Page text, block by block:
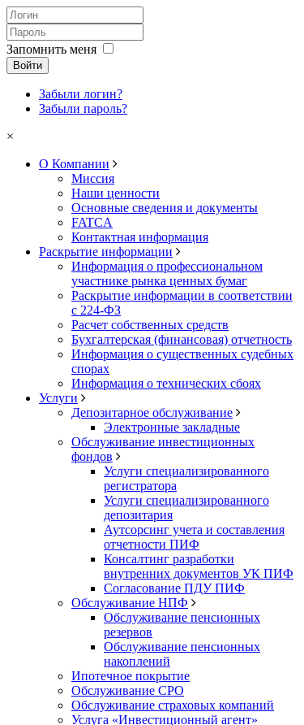
Запомнить меня
Войти
Забыли логин?
Забыли пароль?
×
О Компании
Миссия
Наши ценности
Основные сведения и документы
FATCA
Контактная информация
Раскрытие информации
Информация о профессиональном
участнике рынка ценных бумаг
Раскрытие информации в соответствии
с 224-ФЗ
Расчет собственных средств
Бухгалтерская (финансовая) отчетность
Информация о существенных судебных
спорах
Информация о технических сбоях
Услуги
Депозитарное обслуживание
Электронные закладные
Обслуживание инвестиционных
фондов
Услуги специализированного
регистратора
Услуги специализированного
депозитария
Аутсорсинг учета и составления
отчетности ПИФ
Консалтинг разработки
внутренних документов УК ПИФ
Согласование ПДУ ПИФ
Обслуживание НПФ
Обслуживание пенсионных
резервов
Обслуживание пенсионных
накоплений
Ипотечное покрытие
Обслуживание СРО
Обслуживание страховых компаний
Услуга «Инвестиционный агент»